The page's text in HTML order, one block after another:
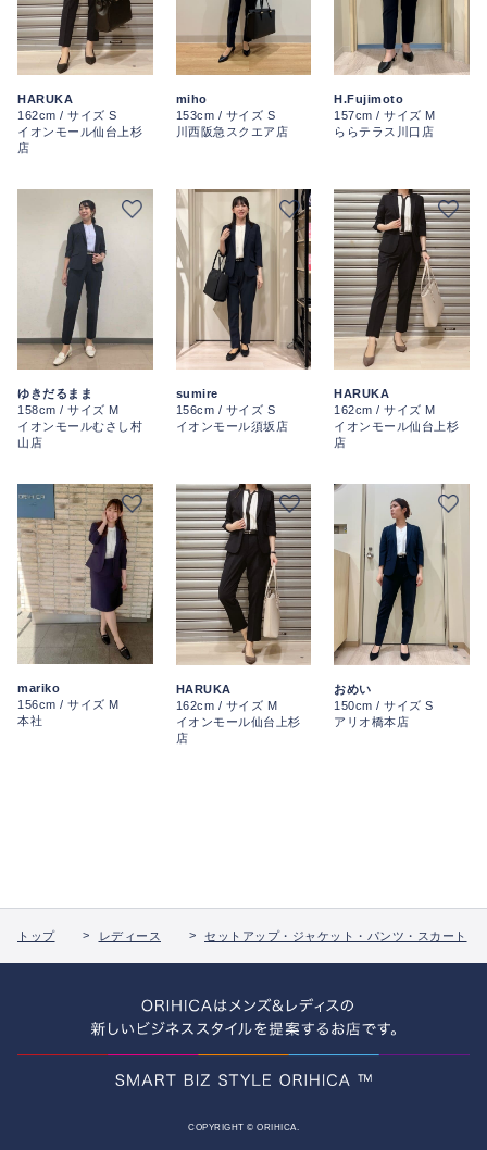
HARUKA
162cm / サイズ S
イオンモール仙台上杉
店
miho
153cm / サイズ S
川西阪急スクエア店
H.Fujimoto
157cm / サイズ M
ららテラス川口店
ゆきだるまま
158cm / サイズ M
イオンモールむさし村
山店
sumire
156cm / サイズ S
イオンモール須坂店
HARUKA
162cm / サイズ M
イオンモール仙台上杉
店
mariko
156cm / サイズ M
本社
HARUKA
162cm / サイズ M
イオンモール仙台上杉
店
おめい
150cm / サイズ S
アリオ橋本店
トップ レディース セットアップ・ジャケット・パンツ・スカート
COPYRIGHT © ORIHICA.